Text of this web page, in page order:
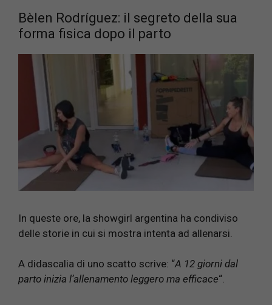
Bèlen Rodríguez: il segreto della sua
forma fisica dopo il parto
In queste ore, la showgirl argentina ha condiviso
delle storie in cui si mostra intenta ad allenarsi.
A didascalia di uno scatto scrive: “A 12 giorni dal
parto inizia l’allenamento leggero ma efficace“.